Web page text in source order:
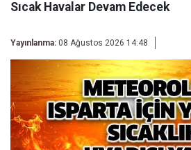
Sıcak Havalar Devam Edecek
Yayınlanma: 08 Ağustos 2026 14:48